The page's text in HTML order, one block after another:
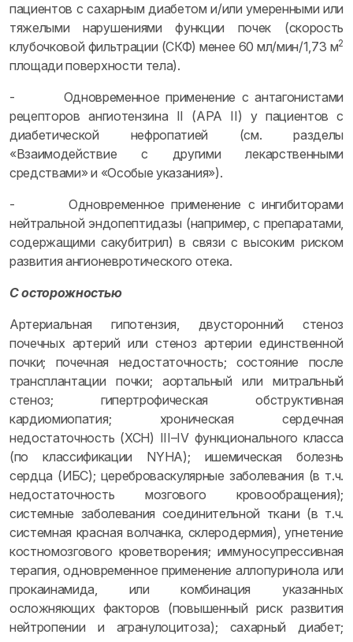
пациентов с сахарным диабетом и/или умеренными или
тяжелыми нарушениями функции почек (скорость
клубочковой фильтрации (СКФ) менее 60 мл/мин/1,73 м2
площади поверхности тела).
- Одновременное применение с антагонистами
рецепторов ангиотензина II (АРА II) у пациентов с
диабетической нефропатией (см. разделы
«Взаимодействие с другими лекарственными
средствами» и «Особые указания»).
- Одновременное применение с ингибиторами
нейтральной эндопептидазы (например, с препаратами,
содержащими сакубитрил) в связи с высоким риском
развития ангионевротического отека.
С осторожностью
Артериальная гипотензия, двусторонний стеноз
почечных артерий или стеноз артерии единственной
почки; почечная недостаточность; состояние после
трансплантации почки; аортальный или митральный
стеноз; гипертрофическая обструктивная
кардиомиопатия; хроническая сердечная
недостаточность (ХСН) III–IV функционального класса
(по классификации NYHA); ишемическая болезнь
сердца (ИБС); цереброваскулярные заболевания (в т.ч.
недостаточность мозгового кровообращения);
системные заболевания соединительной ткани (в т.ч.
системная красная волчанка, склеродермия), угнетение
костномозгового кроветворения; иммуносупрессивная
терапия, одновременное применение аллопуринола или
прокаинамида, или комбинация указанных
осложняющих факторов (повышенный риск развития
нейтропении и агранулоцитоза); сахарный диабет;